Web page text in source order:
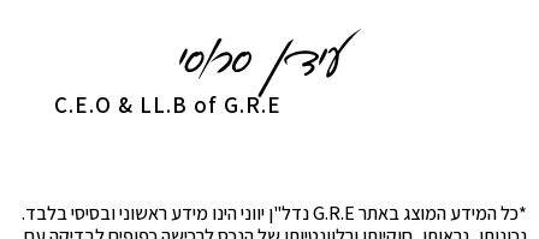
C.E.O & LL.B of G.R.E
*כל המידע המוצג באתר G.R.E נדל"ן יווני הינו מידע ראשוני ובסיסי בלבד.